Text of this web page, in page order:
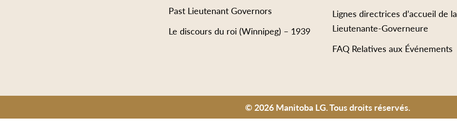
Past Lieutenant Governors
Le discours du roi (Winnipeg) – 1939
Lignes directrices d’accueil de la
Lieutenante-Governeure
FAQ Relatives aux Événements
© 2026 Manitoba LG. Tous droits réservés.